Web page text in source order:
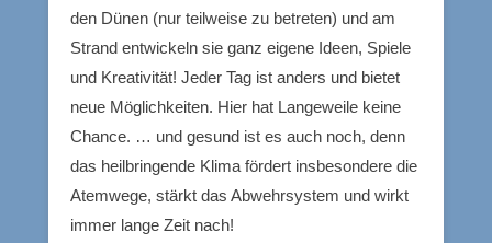
den Dünen (nur teilweise zu betreten) und am
Strand entwickeln sie ganz eigene Ideen, Spiele
und Kreativität! Jeder Tag ist anders und bietet
neue Möglichkeiten. Hier hat Langeweile keine
Chance. … und gesund ist es auch noch, denn
das heilbringende Klima fördert insbesondere die
Atemwege, stärkt das Abwehrsystem und wirkt
immer lange Zeit nach!